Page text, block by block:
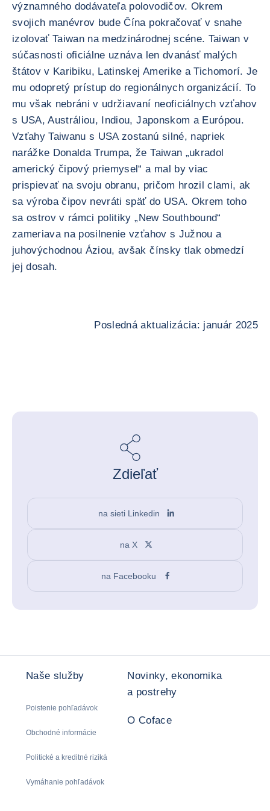
významného dodávateľa polovodičov. Okrem
svojich manévrov bude Čína pokračovať v snahe
izolovať Taiwan na medzinárodnej scéne. Taiwan v
súčasnosti oficiálne uznáva len dvanásť malých
štátov v Karibiku, Latinskej Amerike a Tichomorí. Je
mu odopretý prístup do regionálnych organizácií. To
mu však nebráni v udržiavaní neoficiálnych vzťahov
s USA, Austráliou, Indiou, Japonskom a Európou.
Vzťahy Taiwanu s USA zostanú silné, napriek
narážke Donalda Trumpa, že Taiwan „ukradol
americký čipový priemysel“ a mal by viac
prispievať na svoju obranu, pričom hrozil clami, ak
sa výroba čipov nevráti späť do USA. Okrem toho
sa ostrov v rámci politiky „New Southbound“
zameriava na posilnenie vzťahov s Južnou a
juhovýchodnou Áziou, avšak čínsky tlak obmedzí
jej dosah.
Posledná aktualizácia: január 2025
Zdieľať
na sieti Linkedin
na X
na Facebooku
Naše služby
Poistenie pohľadávok
Obchodné informácie
Politické a kreditné riziká
Vymáhanie pohľadávok
Novinky, ekonomika
a postrehy
O Coface